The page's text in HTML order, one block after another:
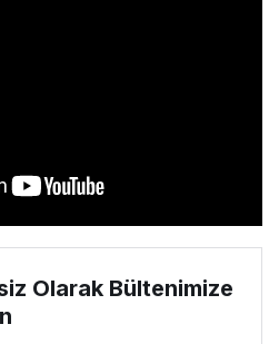
Olarak Bültenimize